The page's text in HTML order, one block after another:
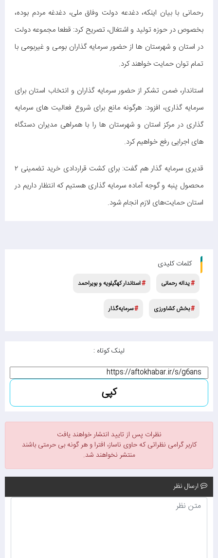
رحمانی با بیان اینکه، دغدعه دولت وفاق ملی، دغدغه مردم بوده،
بخصوص در حوزه تولید و اشتغال، تصریح کرد: قطعا مجموعه دولت
در استان و شهرستان ها از حضور سرمایه گذاران بومی و غیربومی با
تمام توان حمایت خواهند کرد.
استاندار، ضمن تشکر از حضور سرمایه گذاران و انتخاب استان برای
سرمایه گذاری، افزود: هرگونه مانع برای شروع فعالیت های سرمایه
گذاری در مرکز استان و شهرستان ها را با همراهی مدیران دستگاه
های اجرایی رفع خواهیم کرد.
قدیری سرمایه ‌گذار هم گفت: برای کشت قراردادی خرید تضمینی ۲
محصول پنبه و گوجه آماده سرمایه ‌گذاری هستیم که انتظار داریم در
استان حمایت‌های لازم انجام شود.
کلمات کلیدی
یداله رحمانی استاندار کهگیلویه و بویراحمد
بخش کشاورزی سرمایه‌گذار
لینک کوتاه :
کپی
نظرات پس از تایید انتشار خواهند یافت
کاربر گرامی نظراتی که حاوی ناساز، افترا و هر گونه بی حرمتی باشند
منتشر نخواهند شد.
ارسال نظر